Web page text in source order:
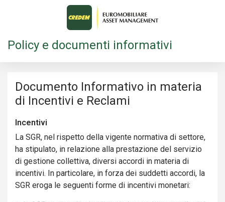
Policy e documenti informativi
Documento Informativo in materia
di Incentivi e Reclami
Incentivi
La SGR, nel rispetto della vigente normativa di settore,
ha stipulato, in relazione alla prestazione del servizio
di gestione collettiva, diversi accordi in materia di
incentivi. In particolare, in forza dei suddetti accordi, la
SGR eroga le seguenti forme di incentivi monetari: